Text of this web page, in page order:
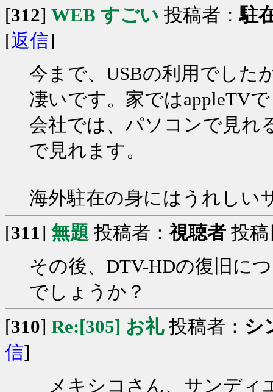
[312] WEB すごい 投稿者：駐
[返信]
今まで、USBの利用でした
凄いです。家ではappleTV
会社では、パソコンで見れ
で見れます。
海外駐在の身にはうれしい
[311] 無題 投稿者： 視聴者 投
その後、DTV-HDの復旧に
でしょうか？
[310] Re:[305] お礼投稿者： シ
信]
メキシコさん、サンディ